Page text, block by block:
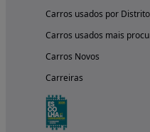
Carros usados por Distrito
Carros usados mais
Carros Novos
Carreiras